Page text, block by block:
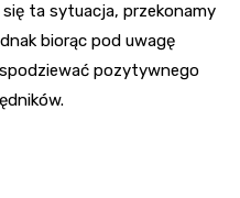
ta sytuacja, przekonamy
biorąc pod uwagę
pozytywnego